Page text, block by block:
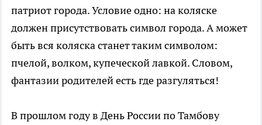
патриот города. Условие одно: на коляске
должен присутствовать символ города. А может
быть вся коляска станет таким символом:
пчелой, волком, купеческой лавкой. Словом,
фантазии родителей есть где разгуляться!
В прошлом году в День России по Тамбову